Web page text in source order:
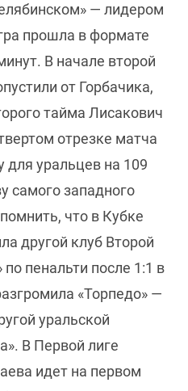
— лидером
прошла в формате
В начале второй
от Горбачика,
тайма Лисакович
отрезке матча
для уральцев на 109
самого западного
что в Кубке
другой клуб Второй
пенальти после 1:1 в
«Торпедо» —
уральской
В Первой лиге
идет на первом